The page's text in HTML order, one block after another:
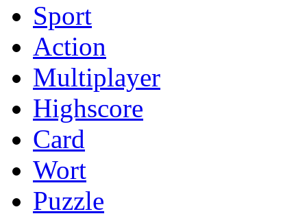
Sport
Action
Multiplayer
Highscore
Card
Wort
Puzzle